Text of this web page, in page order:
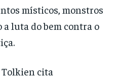
místicos, monstros
a luta do bem contra o
cita